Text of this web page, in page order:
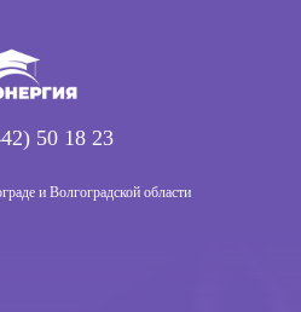
и Волгоградской области
50 18 23